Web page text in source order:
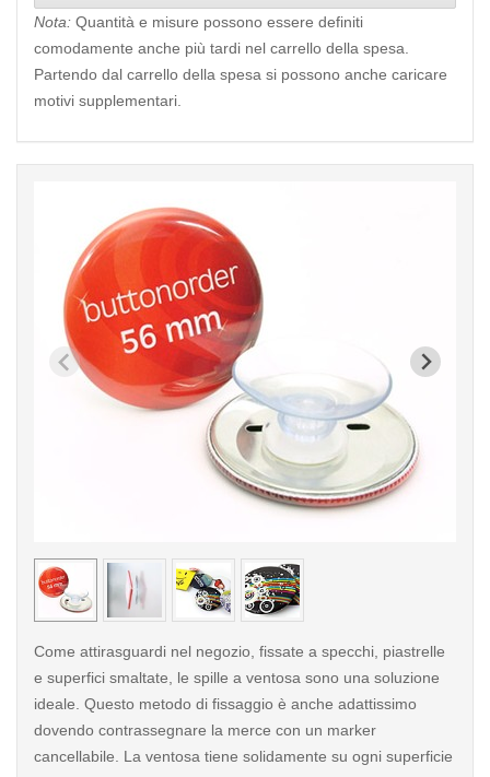
Nota: Quantità e misure possono essere definiti
comodamente anche più tardi nel carrello della spesa.
Partendo dal carrello della spesa si possono anche caricare
motivi supplementari.
< /picture>
Come attirasguardi nel negozio, fissate a specchi, piastrelle
e superfici smaltate, le spille a ventosa sono una soluzione
ideale. Questo metodo di fissaggio è anche adattissimo
dovendo contrassegnare la merce con un marker
cancellabile. La ventosa tiene solidamente su ogni superficie